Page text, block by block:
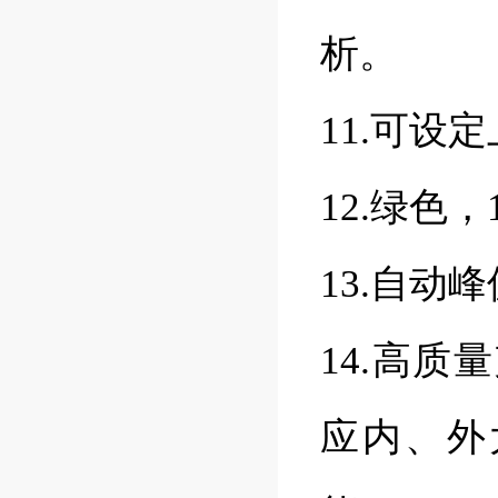
析。
11.可设
12.绿色
13.自动
14.高质
应内、